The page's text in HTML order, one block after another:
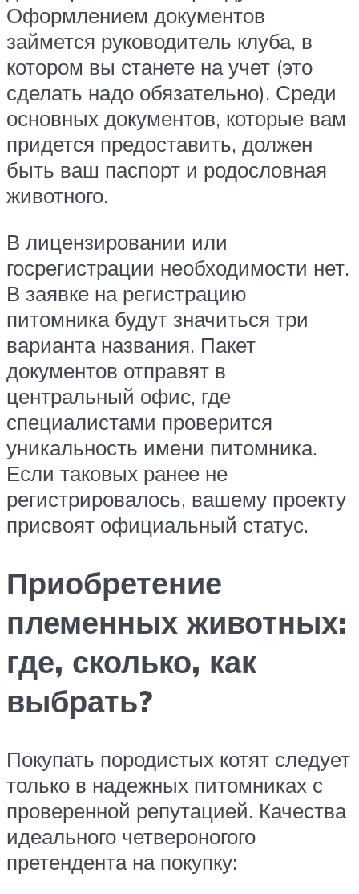
Оформлением документов
займется руководитель клуба, в
котором вы станете на учет (это
сделать надо обязательно). Среди
основных документов, которые вам
придется предоставить, должен
быть ваш паспорт и родословная
животного.
В лицензировании или
госрегистрации необходимости нет.
В заявке на регистрацию
питомника будут значиться три
варианта названия. Пакет
документов отправят в
центральный офис, где
специалистами проверится
уникальность имени питомника.
Если таковых ранее не
регистрировалось, вашему проекту
присвоят официальный статус.
Приобретение
племенных животных:
где, сколько, как
выбрать?
Покупать породистых котят следует
только в надежных питомниках с
проверенной репутацией. Качества
идеального четвероногого
претендента на покупку: